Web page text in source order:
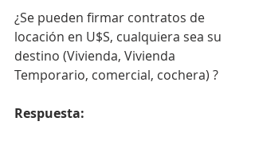
¿Se pueden firmar contratos de
locación en U$S, cualquiera sea su
destino (Vivienda, Vivienda
Temporario, comercial, cochera) ?
Respuesta: